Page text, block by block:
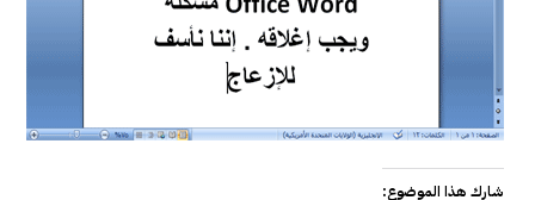
شارك هذا الموضوع: